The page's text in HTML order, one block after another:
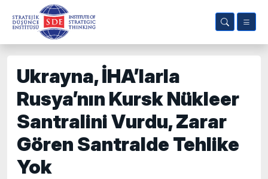
Ukrayna, İHA’larla
Rusya’nın Kursk Nükleer
Santralini Vurdu, Zarar
Gören Santralde Tehlike
Yok